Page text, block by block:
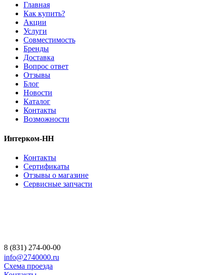
Главная
Как купить?
Акции
Услуги
Совместимость
Бренды
Доставка
Вопрос ответ
Отзывы
Блог
Новости
Каталог
Контакты
Возможности
Интерком-НН
Контакты
Сертификаты
Отзывы о магазине
Сервисные запчасти
8 (831) 274-00-00
info@2740000.ru
Схема проезда